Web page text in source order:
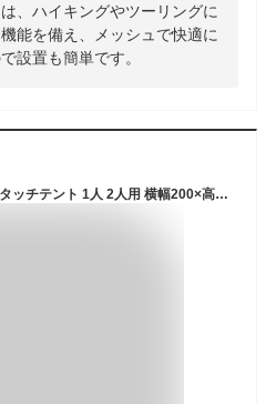
、ハイキングやツーリングに
能を備え、メッシュで快適に
設置も簡単です。
ポップアップテント テント ワンタッチテント 1人 2人用 横幅200×高さ120cm 紫外線対策 アウトドア サンシェード キャンプ用品 キャンプ アウトドア 高耐水 収納バック付き 持ち運び便利 軽量 通気 ソロテント BBQ 釣り sl-zp150